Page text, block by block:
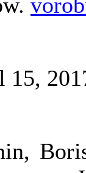
15,